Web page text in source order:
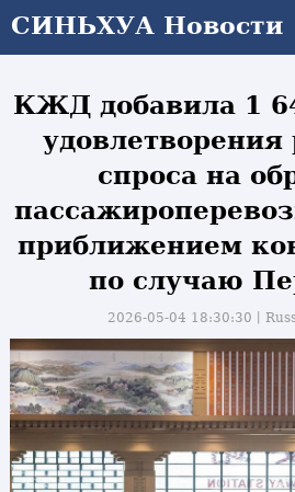
СИНЬХУА Новости
СИНЬХУА Новости
КЖД добавила 1
удовлетворения
спроса на
приближением
по случаю
2026-05-04 18:30:30丨